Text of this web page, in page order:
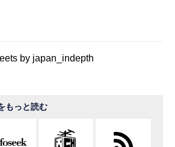
by japan_indepth
もっと読む